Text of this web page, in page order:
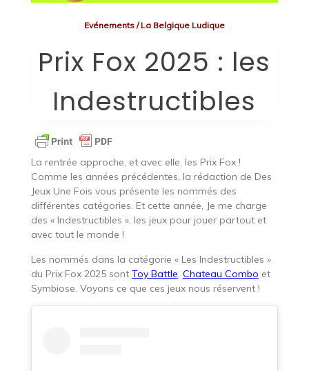
Evénements/La Belgique Ludique
Prix Fox 2025 : les
Indestructibles
La rentrée approche, et avec elle, les Prix Fox !
Comme les années précédentes, la rédaction de Des
Jeux Une Fois vous présente les nommés des
différentes catégories. Et cette année, Je me charge
des « Indestructibles », les jeux pour jouer partout et
avec tout le monde !
Les nommés dans la catégorie « Les Indestructibles »
du Prix Fox 2025 sont Toy Battle Chateau Combo et
Symbiose. Voyons ce que ces jeux nous réservent !